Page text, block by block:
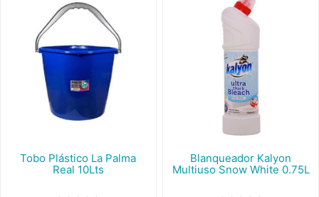
Tobo Plástico La Palma
Real 10Lts
Blanqueador Kalyon
Multiuso Snow White 0.75L